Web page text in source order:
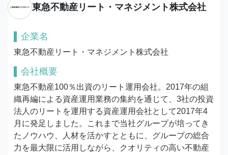
東急不動産リート・マネジメント株式会社
企業名
東急不動産リート・マネジメント株式会社
会社概要
東急不動産100％出資のリート運用会社。2017年の組
織再編による資産運用業務の集約を通じて、3社の投資
法人のリートを運用する資産運用会社として2017年4
月に発足しました。これまで当社グループが培ってき
たノウハウ、人材を活かすとともに、グループの総合
力を最大限に活用しながら、クオリティの高い不動産